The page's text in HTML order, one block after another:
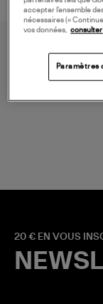
20 € EN VOUS
accepter l’ensemble
nécessaires («
vos données, consulter
Paramètres